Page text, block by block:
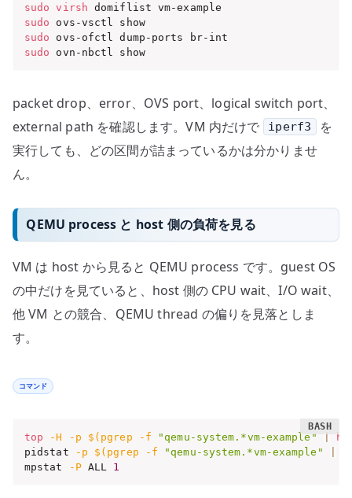
sudo
virsh
sudo
ovs-vsctl show
sudo
sudo ovn-nbctl show
packet drop、error、OVS port、logical switch port、
external path を確認します。VM 内だけで
iperf3
を
実行しても、どの区間が詰まっているかは分かりませ
ん。
QEMU process と host 側の負荷を見る
VM は host から見ると QEMU process です。guest OS
の中だけを見ていると、host 側の CPU wait、I/O wait、
他 VM との競合、QEMU thread の偏りを見落としま
す。
コマンド
top -H -p $( pgrep -f "qemu-system.*vm-example" |
pidstat
-p $( pgrep -f "qemu-system.*vm-example"
mpstat
-P ALL 1